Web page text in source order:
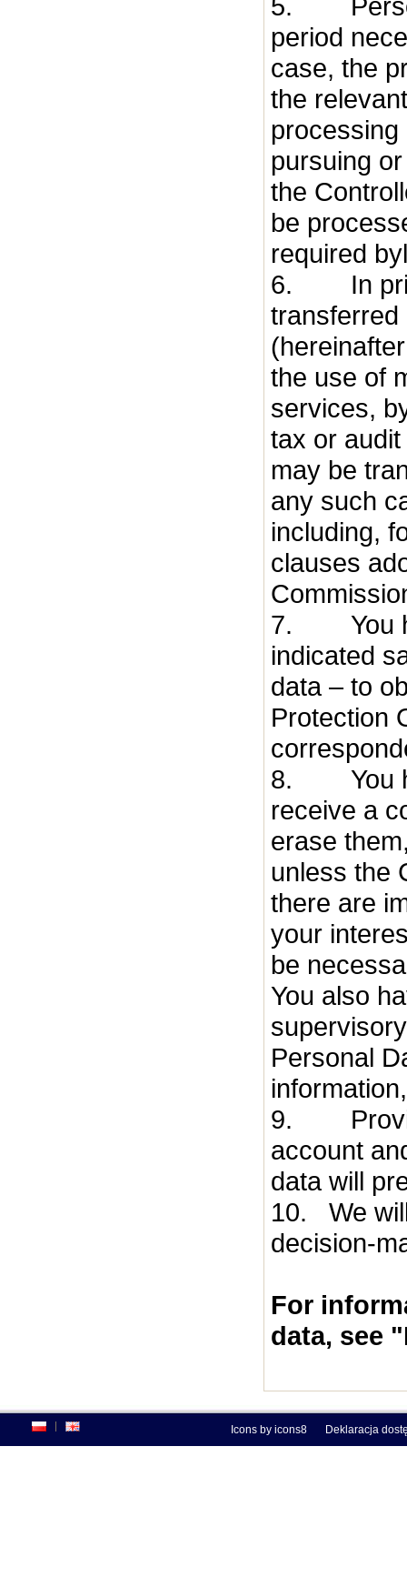
period
case, the
the
pursuing
the
be
required
6. In
transferred
the use of
services,
tax or
may be
any such
including,
clauses
7. You
indicated
data – to
Protection
8. You
receive a
erase
unless the
there are
your
be
You also
Personal
9.
account
data will
10. We
decision-
For
data, see
Deklaracja
Icons by icons8